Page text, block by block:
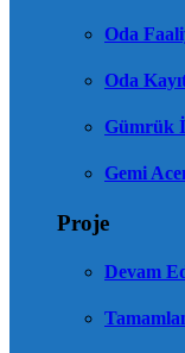
Oda
Oda
Gümrük
Gemi
Proje
Devam